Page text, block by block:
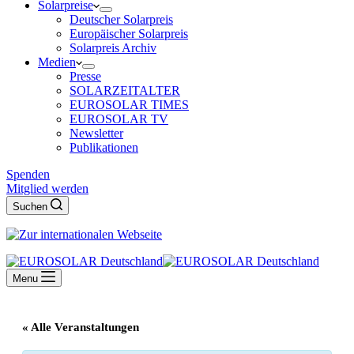
Solarpreise
Deutscher Solarpreis
Europäischer Solarpreis
Solarpreis Archiv
Medien
Presse
SOLARZEITALTER
EUROSOLAR TIMES
EUROSOLAR TV
Newsletter
Publikationen
Spenden
Mitglied werden
Suchen
Menu
« Alle Veranstaltungen